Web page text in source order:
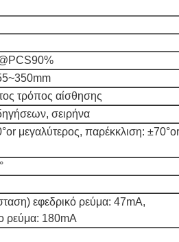
τρόπος αίσθησης
σειρήνα
μεγαλύτερος, παρέκκλιση: ±70°or
εφεδρικό ρεύμα: 47mA,
ρεύμα: 180mA